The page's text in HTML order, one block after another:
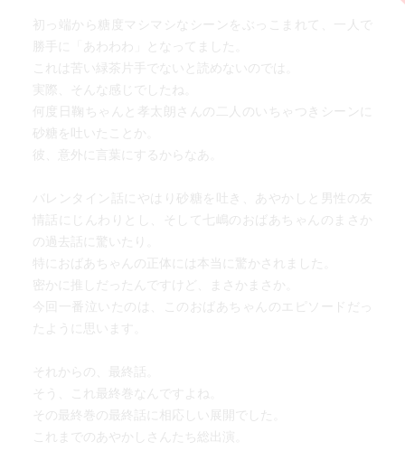
初っ端から糖度マシマシなシーンをぶっこまれて、一人で
勝手に「あわわわ」となってました。
これは苦い緑茶片手でないと読めないのでは。
実際、そんな感じでしたね。
何度日鞠ちゃんと孝太朗さんの二人のいちゃつきシーンに
砂糖を吐いたことか。
彼、意外に言葉にするからなあ。
バレンタイン話にやはり砂糖を吐き、あやかしと男性の友
情話にじんわりとし、そして七嶋のおばあちゃんのまさか
の過去話に驚いたり。
特におばあちゃんの正体には本当に驚かされました。
密かに推しだったんですけど、まさかまさか。
今回一番泣いたのは、このおばあちゃんのエピソードだっ
たように思います。
それからの、最終話。
そう、これ最終巻なんですよね。
その最終巻の最終話に相応しい展開でした。
これまでのあやかしさんたち総出演。